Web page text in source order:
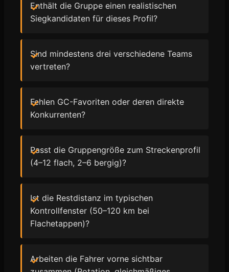
Enthält die Gruppe einen realistischen
Siegkandidaten für dieses Profil?
Sind mindestens drei verschiedene Teams
vertreten?
Fehlen GC-Favoriten oder deren direkte
Konkurrenten?
Passt die Gruppengröße zum Streckenprofil
(4–12 flach, 2–6 bergig)?
Ist die Restdistanz im typischen
Kontrollfenster (50–120 km bei
Flachetappen)?
Arbeiten die Fahrer vorne sichtbar